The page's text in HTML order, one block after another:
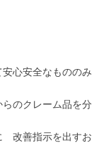
心安全なもののみ
のクレーム品を分
改善指示を出すお